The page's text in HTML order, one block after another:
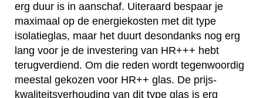
erg duur is in aanschaf. Uiteraard bespaar je
maximaal op de energiekosten met dit type
isolatieglas, maar het duurt desondanks nog erg
lang voor je de investering van HR+++ hebt
terugverdiend. Om die reden wordt tegenwoordig
meestal gekozen voor HR++ glas. De prijs-
kwaliteitsverhouding van dit type glas is erg